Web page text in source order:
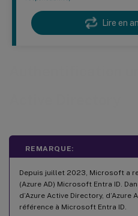
Lire en
REMARQUE:
Depuis juillet 2023, Microsoft a
(Azure AD) Microsoft Entra ID.
d’Azure Active Directory, d’Azure
référence à Microsoft Entra ID.